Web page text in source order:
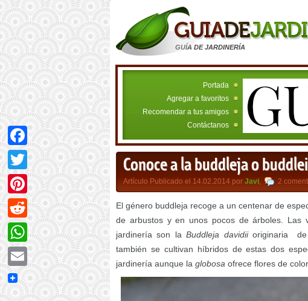
GUÍA DE JARDINERÍA
Portada
Agregar a favoritos
Recomendar a tus amigos
Contáctanos
Conoce a la buddleja o
Artículo Publicado el 14.02.2014 por Javi, 2
El género buddleja recoge a un centenar de
de arbustos y en unos pocos de árboles. Las
jardinería son la Buddleja davidiioriginaria
también se cultivan híbridos de estas dos
jardinería aunque la globosa ofrece flores de
Facebook
Twitter
Pinterest
Reddit
WhatsApp
Email